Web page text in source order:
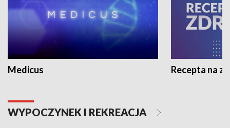
Medicus Recepta na
WYPOCZYNEK I REKREACJA